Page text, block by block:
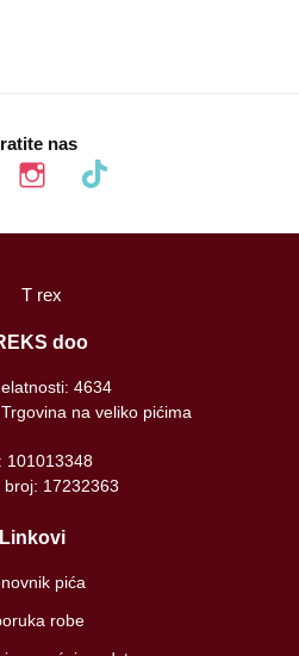
nas
instagram tiktok
doo
4634
na veliko pićima
101013348
broj: 17232363
Linkovi
pića
robe